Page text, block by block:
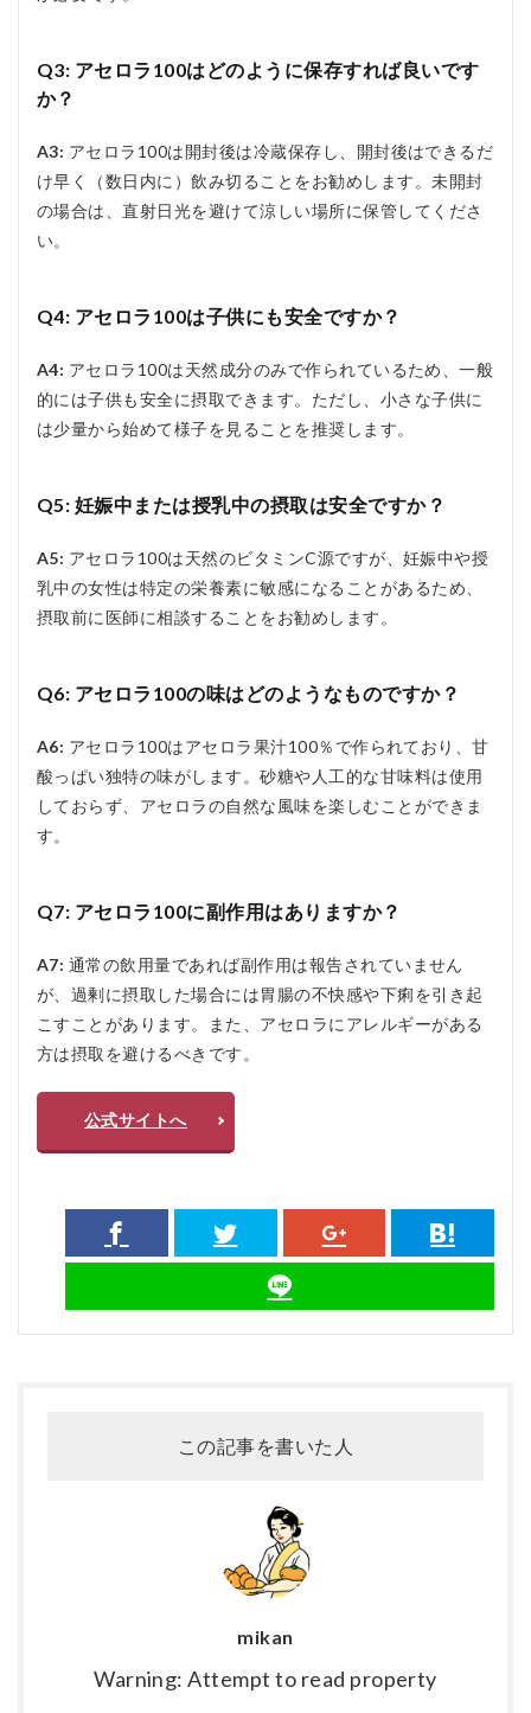
Q3: アセロラ100はどのように保存すれば良いです
か？
A3: アセロラ100は開封後は冷蔵保存し、開封後はできるだ
け早く（数日内に）飲み切ることをお勧めします。未開封
の場合は、直射日光を避けて涼しい場所に保管してくださ
い。
Q4: アセロラ100は子供にも安全ですか？
A4: アセロラ100は天然成分のみで作られているため、一般
的には子供も安全に摂取できます。ただし、小さな子供に
は少量から始めて様子を見ることを推奨します。
Q5: 妊娠中または授乳中の摂取は安全ですか？
A5: アセロラ100は天然のビタミンC源ですが、妊娠中や授
乳中の女性は特定の栄養素に敏感になることがあるため、
摂取前に医師に相談することをお勧めします。
Q6: アセロラ100の味はどのようなものですか？
A6: アセロラ100はアセロラ果汁100％で作られており、甘
酸っぱい独特の味がします。砂糖や人工的な甘味料は使用
しておらず、アセロラの自然な風味を楽しむことができま
す。
Q7: アセロラ100に副作用はありますか？
A7: 通常の飲用量であれば副作用は報告されていません
が、過剰に摂取した場合には胃腸の不快感や下痢を引き起
こすことがあります。また、アセロラにアレルギーがある
方は摂取を避けるべきです。
公式サイトへ
この記事を書いた人
mikan
Warning: Attempt to read property